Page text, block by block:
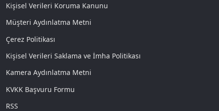
Kişisel Verileri Koruma Kanunu
Müşteri Aydınlatma Metni
Çerez Politikası
Kişisel Verileri Saklama ve İmha Politikası
Kamera Aydınlatma Metni
KVKK Başvuru Formu
RSS